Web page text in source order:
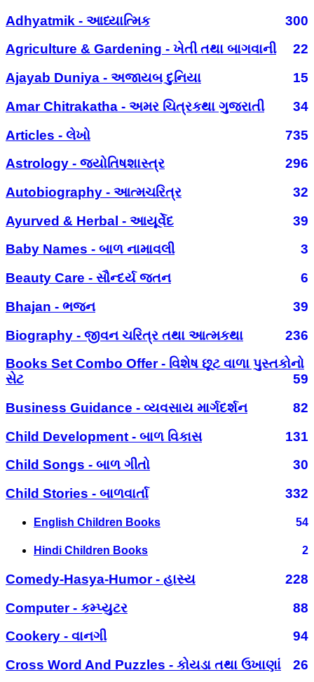
Adhyatmik - આધ્યાત્મિક
300
Agriculture & Gardening - ખેતી તથા બાગવાની
22
Ajayab Duniya - અજાયબ દુનિયા
15
Amar Chitrakatha - અમર ચિત્રકથા ગુજરાતી
34
Articles - લેખો
735
Astrology - જ્યોતિષશાસ્ત્ર
296
Autobiography - આત્મચરિત્ર
32
Ayurved & Herbal - આયૂર્વેદ
39
Baby Names - બાળ નામાવલી
3
Beauty Care - સૌન્દર્ય જતન
6
Bhajan - ભજન
39
Biography - જીવન ચરિત્ર તથા આત્મકથા
236
Books Set Combo Offer - વિશેષ છૂટ વાળા પુસ્તકોનો
સેટ
59
Business Guidance - વ્યવસાય માર્ગદર્શન
82
Child Development - બાળ વિકાસ
131
Child Songs - બાળ ગીતો
30
Child Stories - બાળવાર્તા
332
English Children Books 54
Hindi Children Books 2
Comedy-Hasya-Humor - હાસ્ય
228
Computer - કમ્પ્યુટર
88
Cookery - વાનગી
94
Cross Word And Puzzles - કોયડા તથા ઉખાણાં
26